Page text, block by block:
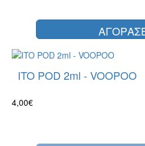
ITO POD 2ml - VOOPOO
4,00€